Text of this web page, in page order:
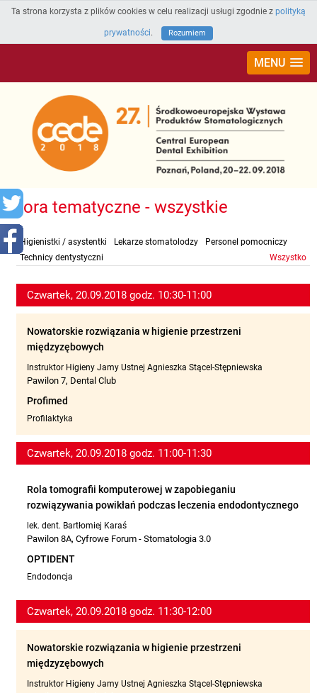
Ta strona korzysta z plików cookies w celu realizacji usługi zgodnie z polityką
prywatności. Rozumiem
MENU
Fora tematyczne - wszystkie
Higienistki / asystentki Lekarze stomatolodzy
Personel pomocniczy
Technicy dentystyczni
Wszystko
Czwartek, 20.09.2018 godz. 10:30-11:00
Nowatorskie rozwiązania w higienie przestrzeni
międzyzębowych
Instruktor Higieny Jamy Ustnej Agnieszka Stącel-Stępniewska
Pawilon 7, Dental Club
Profimed
Profilaktyka
Czwartek, 20.09.2018 godz. 11:00-11:30
Rola tomografii komputerowej w zapobieganiu
rozwiązywania powikłań podczas leczenia endodontycznego
lek. dent. Bartłomiej Karaś
Pawilon 8A, Cyfrowe Forum - Stomatologia 3.0
OPTIDENT
Endodoncja
Czwartek, 20.09.2018 godz. 11:30-12:00
Nowatorskie rozwiązania w higienie przestrzeni
międzyzębowych
Instruktor Higieny Jamy Ustnej Agnieszka Stącel-Stępniewska